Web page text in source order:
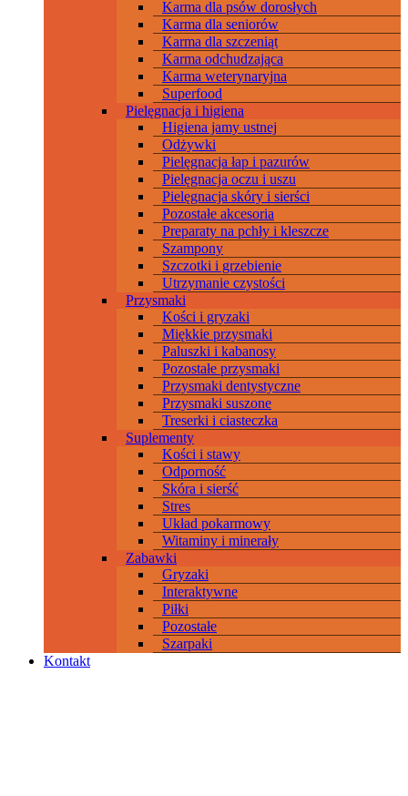
Karma dla psów dorosłych
Karma dla seniorów
Karma dla szczeniąt
Karma odchudzająca
Karma weterynaryjna
Superfood
Pielęgnacja i higiena
Higiena jamy ustnej
Odżywki
Pielęgnacja łap i pazurów
Pielęgnacja oczu i uszu
Pielęgnacja skóry i sierści
Pozostałe akcesoria
Preparaty na pchły i kleszcze
Szampony
Szczotki i grzebienie
Utrzymanie czystości
Przysmaki
Kości i gryzaki
Miękkie przysmaki
Paluszki i kabanosy
Pozostałe przysmaki
Przysmaki dentystyczne
Przysmaki suszone
Treserki i ciasteczka
Suplementy
Kości i stawy
Odporność
Skóra i sierść
Stres
Układ pokarmowy
Witaminy i minerały
Zabawki
Gryzaki
Interaktywne
Piłki
Pozostałe
Szarpaki
Kontakt